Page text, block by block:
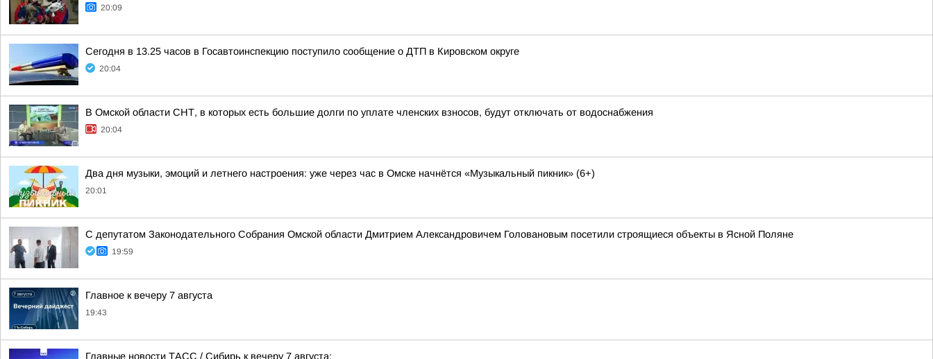
20:09
Сегодня в 13.25 часов в Госавтоинспекцию поступило сообщение о ДТП в Кировском округе
20:04
В Омской области СНТ, в которых есть большие долги по уплате членских взносов, будут отключать от водоснабжения
20:04
Два дня музыки, эмоций и летнего настроения: уже через час в Омске начнётся «Музыкальный пикник» (6+)
20:01
С депутатом Законодательного Собрания Омской области Дмитрием Александровичем Головановым посетили строящиеся объекты в Ясной Поляне
19:59
Главное к вечеру 7 августа
19:43
Главные новости ТАСС / Сибирь к вечеру 7 августа: